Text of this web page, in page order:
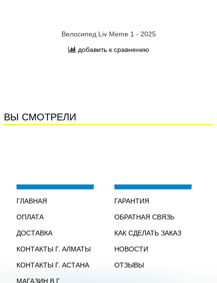
Велосипед Liv Meme 1 - 2025
добавить к сравнению
ВЫ СМОТРЕЛИ
ГЛАВНАЯ
ОПЛАТА
ДОСТАВКА
КОНТАКТЫ Г. АЛМАТЫ
КОНТАКТЫ Г. АСТАНА
МАГАЗИН В Г.
ГАРАНТИЯ
ОБРАТНАЯ СВЯЗЬ
КАК СДЕЛАТЬ ЗАКАЗ
НОВОСТИ
ОТЗЫВЫ